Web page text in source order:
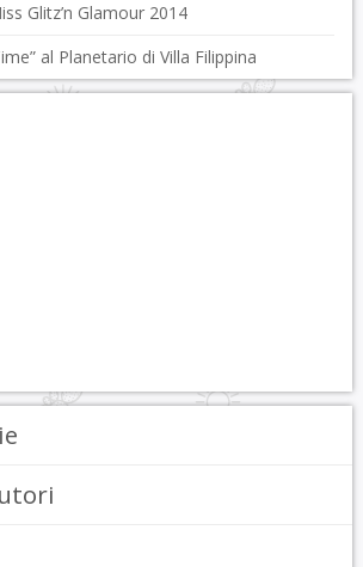
Glitz’n Glamour 2014
al Planetario di Villa Filippina